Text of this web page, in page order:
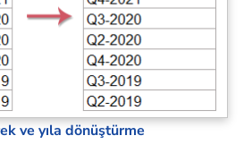
ve yıla dönüştürme